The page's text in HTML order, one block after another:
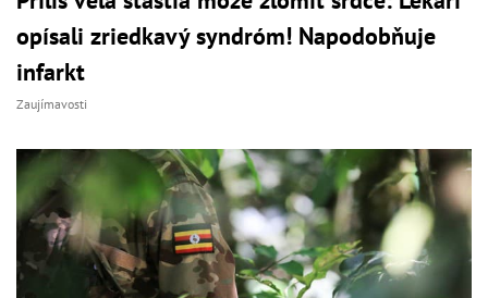
opísali zriedkavý syndróm! Napodobňuje
infarkt
Zaujímavosti